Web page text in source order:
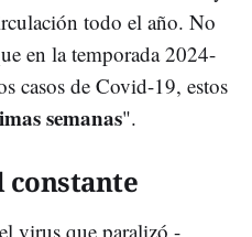
todo el año. No
en la temporada 2024-
casos de Covid-19, estos
semanas".
constante
virus que paralizó -